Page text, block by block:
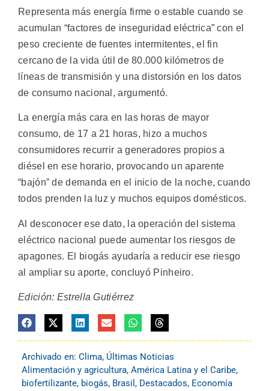
Representa más energía firme o estable cuando se
acumulan “factores de inseguridad eléctrica” con el
peso creciente de fuentes intermitentes, el fin
cercano de la vida útil de 80.000 kilómetros de
líneas de transmisión y una distorsión en los datos
de consumo nacional, argumentó.
La energía más cara en las horas de mayor
consumo, de 17 a 21 horas, hizo a muchos
consumidores recurrir a generadores propios a
diésel en ese horario, provocando un aparente
“bajón” de demanda en el inicio de la noche, cuando
todos prenden la luz y muchos equipos domésticos.
Al desconocer ese dato, la operación del sistema
eléctrico nacional puede aumentar los riesgos de
apagones. El biogás ayudaría a reducir ese riesgo
al ampliar su aporte, concluyó Pinheiro.
Edición: Estrella Gutiérrez
Archivado en: Clima, Últimas Noticias
Alimentación y agricultura, América Latina y el Caribe,
biofertilizante, biogás, Brasil , Destacados, Economía